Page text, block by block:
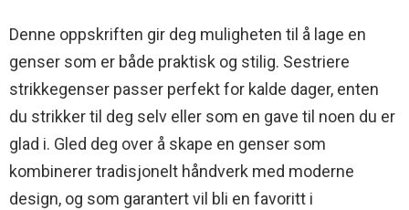
Denne oppskriften gir deg muligheten til å lage en
genser som er både praktisk og stilig. Sestriere
strikkegenser passer perfekt for kalde dager, enten
du strikker til deg selv eller som en gave til noen du er
glad i. Gled deg over å skape en genser som
kombinerer tradisjonelt håndverk med moderne
design, og som garantert vil bli en favoritt i